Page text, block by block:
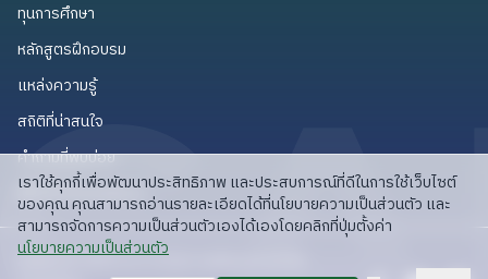
ทุนการศึกษา
หลักสูตรฝึกอบรม
แหล่งความรู้แหล่งความรู้
สถิติที่น่าสนใจ
คำถามที่พบบ่อยคำถามที่พบบ่อย
API สำหรับนักพัฒนาAPI สำหรับนักพัฒนา
ลิขสิทธิ์ © 2025 สวก: สำนักงานพัฒนาการวิจัย
เราใช้คุกกี้เพื่อพัฒนาประสิทธิภาพ และประสบการณ์ที่ดีในการใช้เว็บไซต์
ของคุณ คุณสามารถอ่านรายละเอียดได้ที่นโยบายความเป็นส่วนตัว และ
สามารถจัดการความเป็นส่วนตัวเองได้เองโดยคลิกที่ปุ่มตั้งค่า
read privacy policy
นโยบายความเป็นส่วนตัว